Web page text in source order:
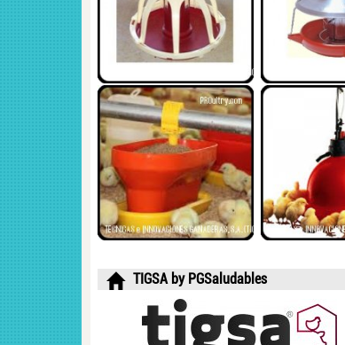
TIGSA by PGSaludables